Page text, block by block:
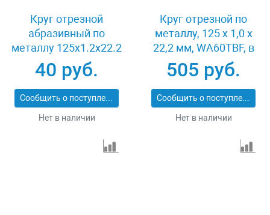
Круг отрезной
абразивный по
металлу 125x1.2x22.2
мм Луга 3612-125-1.2
40 руб.
Сообщить о поступлении
Нет в наличии
Круг отрезной по
металлу, 125 х 1,0 х
22,2 мм, WA60TBF, в
метал.банке, 10 шт.
Denzel 737610
505 руб.
Сообщить о поступлении
Нет в наличии